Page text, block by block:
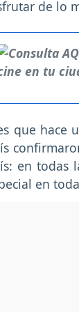
de lo
que hace
en todas
en